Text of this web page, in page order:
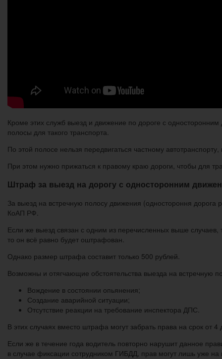
Кроме этих служб выезд и движение по дороге с
полосы для такого транспорта.
По этой полосе нельзя передвигаться частному
При этом нужно прижаться к правому краю дороги, чтобы для
Штраф за выезд на дорогу с односторонним
За выезд на встречную полосу движения (одностороння
КоАП РФ.
Если же выезд связан с одним из перечисленных выше
то он всё равно будет оштрафован.
Однако размер штрафа составит только 500 рублей.
Возможны и отягчающие обстоятельства выезда на встречную
Вождение в состоянии опьянения;
Создание аварийной ситуации;
Отсутствие реакции на требование инспектора ДПС.
В этих случаях вместо штрафа могут забрать права на срок от
Если же в течение года водитель повторно нарушит данное
в случае фиксации сотрудником ГИБДД, прав могут лишь уже на